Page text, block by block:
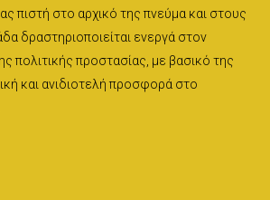
πιστή στο αρχικό της πνεύμα και στους
δραστηριοποιείται ενεργά στον
πολιτικής προστασίας, με βασικό της
και ανιδιοτελή προσφορά στο